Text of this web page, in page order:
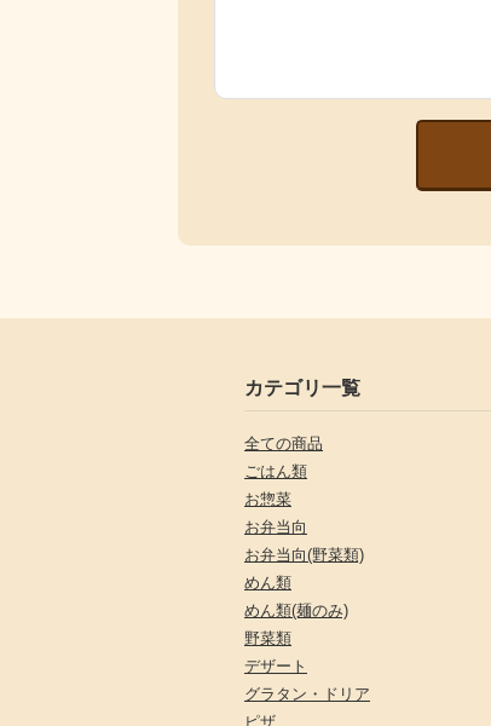
カテゴリ一覧
全ての商品
ごはん類
お惣菜
お弁当向
お弁当向(野菜類)
めん類
めん類(麺のみ)
野菜類
デザート
グラタン・ドリア
ピザ